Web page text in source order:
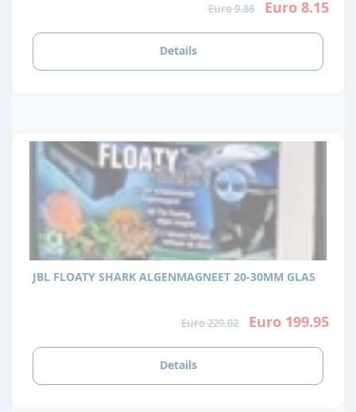
Euro 9.86 Euro 8.15
Details
JBL FLOATY SHARK ALGENMAGNEET 20-30MM GLAS
Euro 229.02 Euro 199.95
Details